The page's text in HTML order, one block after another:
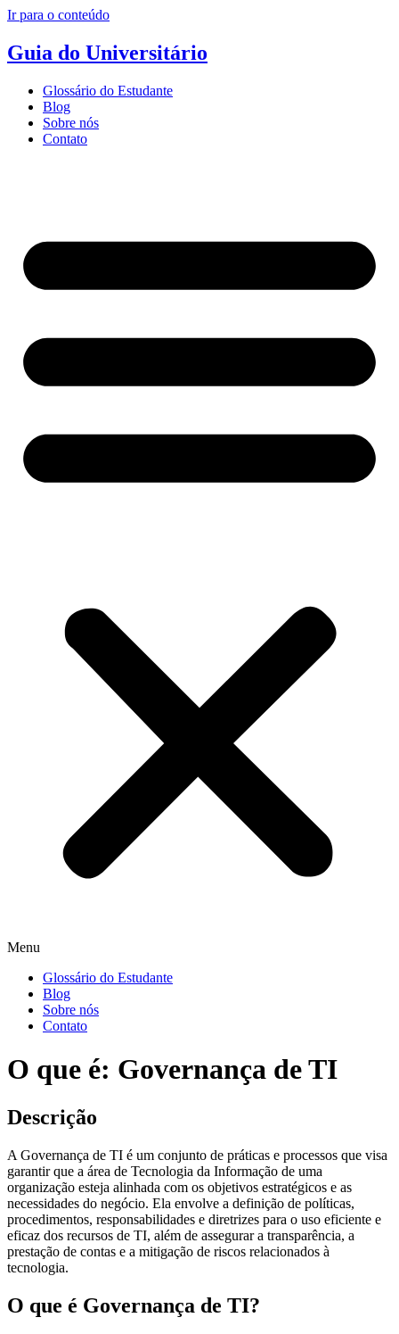
Ir para o conteúdo
Guia do Universitário
Glossário do Estudante
Blog
Sobre nós
Contato
Menu
Glossário do Estudante
Blog
Sobre nós
Contato
O que é: Governança de TI
Descrição
A Governança de TI é um conjunto de práticas e processos que visa
garantir que a área de Tecnologia da Informação de uma
organização esteja alinhada com os objetivos estratégicos e as
necessidades do negócio. Ela envolve a definição de políticas,
procedimentos, responsabilidades e diretrizes para o uso eficiente e
eficaz dos recursos de TI, além de assegurar a transparência, a
prestação de contas e a mitigação de riscos relacionados à
tecnologia.
O que é Governança de TI?